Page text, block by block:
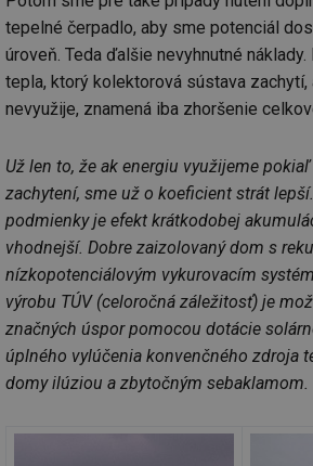
tepelné čerpadlo, aby sme potenciál
úroveň. Teda ďalšie nevyhnutné
tepla, ktorý kolektorová sústava
nevyužije, znamená iba zhoršenie
Už len to, že ak energiu využijeme
zachytení, sme už o koeficient strát
podmienky je efekt krátkodobej
vhodnejší. Dobre zaizolovaný dom s
nízkopotenciálovým vykurovacím
výrobu TÚV (celoročná záležitosť) je
značných úspor pomocou dotácie
úplného vylúčenia konvenčného zdroja
domy ilúziou a zbytočným sebaklamom.